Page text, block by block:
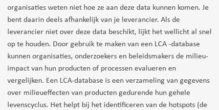
organisaties weten niet hoe ze aan deze data kunnen komen. Je
bent daarin deels afhankelijk van je leverancier. Als de
leverancier niet over deze data beschikt, lijkt het wellicht al snel
op te houden. Door gebruik te maken van een LCA -database
kunnen organisaties, onderzoekers en beleidsmakers de milieu-
impact van hun producten of processen evalueren en
vergelijken. Een LCA-database is een verzameling van gegevens
over milieueffecten van producten gedurende hun gehele
levenscyclus. Het helpt bij het identificeren van de hotspots (de